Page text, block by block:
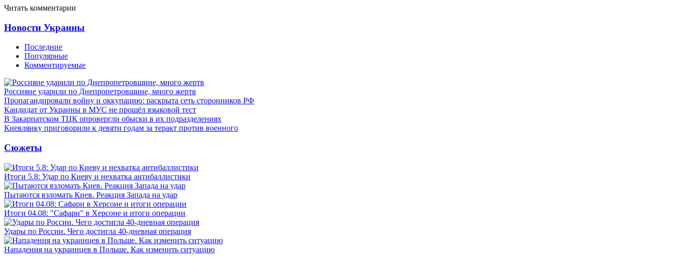
Читать комментарии
Новости Украины
Последние
Популярные
Комментируемые
Россияне ударили по Днепропетровщине, много жертв
Пропагандировали войну и оккупацию: раскрыта сеть сторонников РФ
Кандидат от Украины в МУС не прошёл языковой тест
В Закарпатском ТЦК опровергли обыски в их подразделениях
Киевлянку приговорили к девяти годам за теракт против военного
Сюжеты
Итоги 5.8: Удар по Киеву и нехватка антибаллистики
Пытаются взломать Киев. Реакция Запада на удар
Итоги 04.08: "Сафари" в Херсоне и итоги операции
Удары по России. Чего достигла 40-дневная операция
Нападения на украинцев в Польше. Как изменить ситуацию